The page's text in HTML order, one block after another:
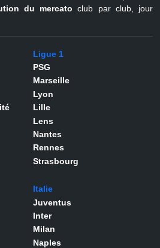
du mercato club par club, jour
Ligue 1
PSG
Marseille
Lyon
Lille
Lens
Nantes
Rennes
Strasbourg
Italie
Juventus
Inter
Milan
Naples